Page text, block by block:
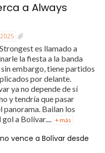
a Always
es llamado a
la fiesta a la banda
embargo, tiene partidos
por delante.
ya no depende de sí
y tendría que pasar
panorama. Bailan los
a Bolívar.... + más
vence a Bolívar desde